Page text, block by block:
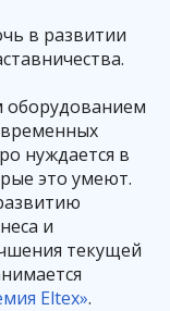
в развитии
оборудованием
нуждается в
это умеют.
и
текущей
Eltex».